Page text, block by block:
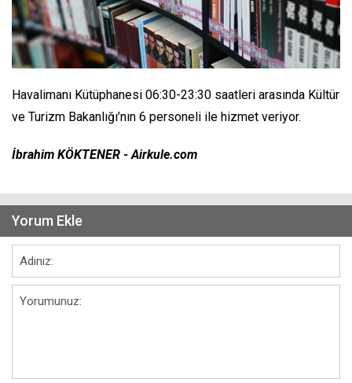
Havalimanı Kütüphanesi 06:30-23:30 saatleri arasında Kültür
ve Turizm Bakanlığı’nın 6 personeli ile hizmet veriyor.
İbrahim KÖKTENER - Airkule.com
Yorum Ekle